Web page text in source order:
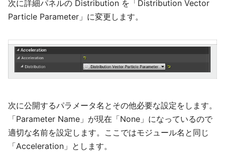
次に詳細パネルの Distribution を「Distribution Vector
Particle Parameter」に変更します。
次に公開するパラメータ名とその他必要な設定をします。
「Parameter Name」が現在「None」になっているので
適切な名前を設定します。ここではモジュール名と同じ
「Acceleration」とします。